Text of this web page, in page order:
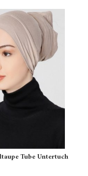
Tube Untertuch